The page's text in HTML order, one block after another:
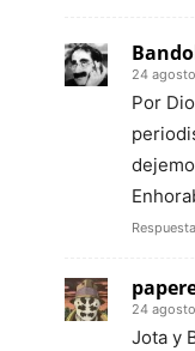
24
Por
Respuesta
24
Jota y